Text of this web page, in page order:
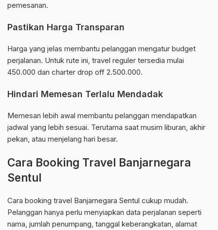
pemesanan.
Pastikan Harga Transparan
Harga yang jelas membantu pelanggan mengatur budget
perjalanan. Untuk rute ini, travel reguler tersedia mulai
450.000 dan charter drop off 2.500.000.
Hindari Memesan Terlalu Mendadak
Memesan lebih awal membantu pelanggan mendapatkan
jadwal yang lebih sesuai. Terutama saat musim liburan, akhir
pekan, atau menjelang hari besar.
Cara Booking Travel Banjarnegara
Sentul
Cara booking travel Banjarnegara Sentul cukup mudah.
Pelanggan hanya perlu menyiapkan data perjalanan seperti
nama, jumlah penumpang, tanggal keberangkatan, alamat